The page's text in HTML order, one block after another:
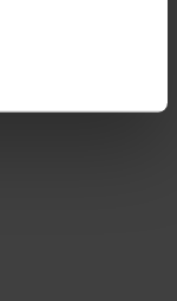
welke